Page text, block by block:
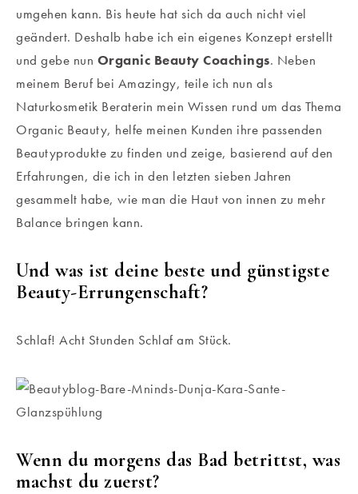
umgehen kann. Bis heute hat sich da auch nicht viel
geändert. Deshalb habe ich ein eigenes Konzept erstellt
und gebe nun Organic Beauty Coachings. Neben
meinem Beruf bei Amazingy, teile ich nun als
Naturkosmetik Beraterin mein Wissen rund um das Thema
Organic Beauty, helfe meinen Kunden ihre passenden
Beautyprodukte zu finden und zeige, basierend auf den
Erfahrungen, die ich in den letzten sieben Jahren
gesammelt habe, wie man die Haut von innen zu mehr
Balance bringen kann.
Und was ist deine beste und günstigste
Beauty-Errungenschaft?
Schlaf! Acht Stunden Schlaf am Stück.
Wenn du morgens das Bad betrittst, was
machst du zuerst?